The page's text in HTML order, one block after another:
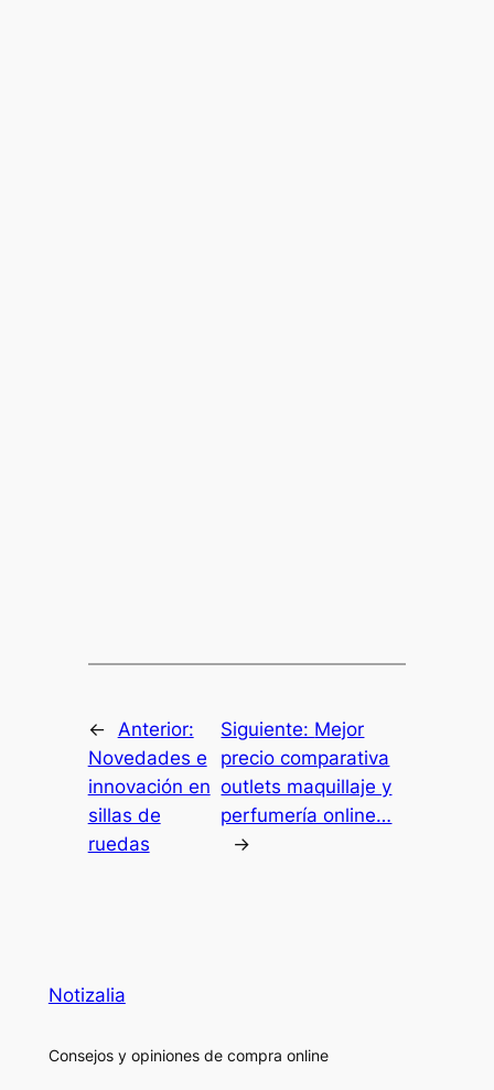
←
Anterior:
Novedades e
innovación en
sillas de
ruedas
Siguiente: Mejor
precio comparativa
outlets maquillaje y
perfumería online…
→
Notizalia
Consejos y opiniones de compra online